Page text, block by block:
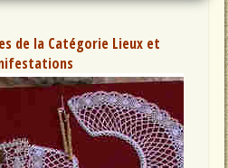
de la Catégorie Lieux et